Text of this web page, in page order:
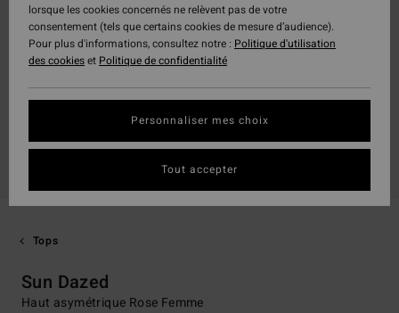
Tops
Sun Dazed
Haut asymétrique Rose Femme
lorsque les cookies concernés ne relèvent pas de votre
consentement (tels que certains cookies de mesure d’audience).
Pour plus d'informations, consultez notre : Politique d'utilisation
des cookieset Politique de confidentialité
Personnaliser mes choix
Tout accepter